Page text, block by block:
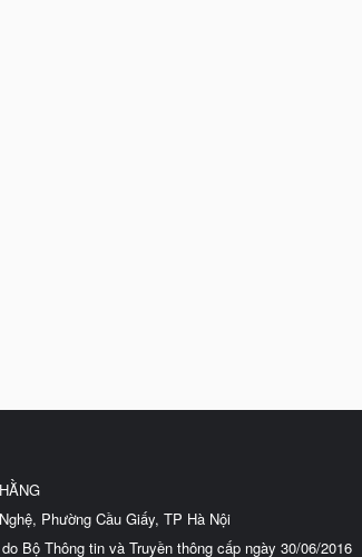
Phường Cầu Giấy, TP Hà Nội
Bộ Thông tin và Truyền thông cấp ngày 30/06/2016